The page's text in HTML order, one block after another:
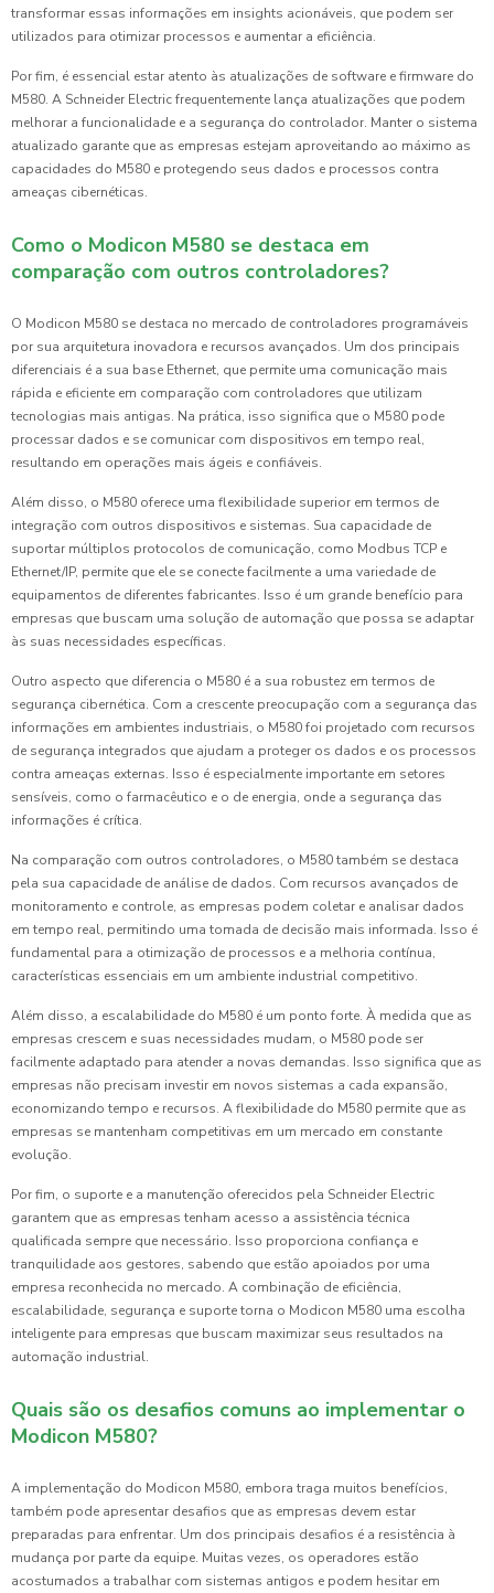
transformar essas informações em insights acionáveis, que podem ser
utilizados para otimizar processos e aumentar a eficiência.
Por fim, é essencial estar atento às atualizações de software e firmware do
M580. A Schneider Electric frequentemente lança atualizações que podem
melhorar a funcionalidade e a segurança do controlador. Manter o sistema
atualizado garante que as empresas estejam aproveitando ao máximo as
capacidades do M580 e protegendo seus dados e processos contra
ameaças cibernéticas.
Como o Modicon M580 se destaca em
comparação com outros controladores?
O Modicon M580 se destaca no mercado de controladores programáveis
por sua arquitetura inovadora e recursos avançados. Um dos principais
diferenciais é a sua base Ethernet, que permite uma comunicação mais
rápida e eficiente em comparação com controladores que utilizam
tecnologias mais antigas. Na prática, isso significa que o M580 pode
processar dados e se comunicar com dispositivos em tempo real,
resultando em operações mais ágeis e confiáveis.
Além disso, o M580 oferece uma flexibilidade superior em termos de
integração com outros dispositivos e sistemas. Sua capacidade de
suportar múltiplos protocolos de comunicação, como Modbus TCP e
Ethernet/IP, permite que ele se conecte facilmente a uma variedade de
equipamentos de diferentes fabricantes. Isso é um grande benefício para
empresas que buscam uma solução de automação que possa se adaptar
às suas necessidades específicas.
Outro aspecto que diferencia o M580 é a sua robustez em termos de
segurança cibernética. Com a crescente preocupação com a segurança das
informações em ambientes industriais, o M580 foi projetado com recursos
de segurança integrados que ajudam a proteger os dados e os processos
contra ameaças externas. Isso é especialmente importante em setores
sensíveis, como o farmacêutico e o de energia, onde a segurança das
informações é crítica.
Na comparação com outros controladores, o M580 também se destaca
pela sua capacidade de análise de dados. Com recursos avançados de
monitoramento e controle, as empresas podem coletar e analisar dados
em tempo real, permitindo uma tomada de decisão mais informada. Isso é
fundamental para a otimização de processos e a melhoria contínua,
características essenciais em um ambiente industrial competitivo.
Além disso, a escalabilidade do M580 é um ponto forte. À medida que as
empresas crescem e suas necessidades mudam, o M580 pode ser
facilmente adaptado para atender a novas demandas. Isso significa que as
empresas não precisam investir em novos sistemas a cada expansão,
economizando tempo e recursos. A flexibilidade do M580 permite que as
empresas se mantenham competitivas em um mercado em constante
evolução.
Por fim, o suporte e a manutenção oferecidos pela Schneider Electric
garantem que as empresas tenham acesso a assistência técnica
qualificada sempre que necessário. Isso proporciona confiança e
tranquilidade aos gestores, sabendo que estão apoiados por uma
empresa reconhecida no mercado. A combinação de eficiência,
escalabilidade, segurança e suporte torna o Modicon M580 uma escolha
inteligente para empresas que buscam maximizar seus resultados na
automação industrial.
Quais são os desafios comuns ao implementar o
Modicon M580?
A implementação do Modicon M580, embora traga muitos benefícios,
também pode apresentar desafios que as empresas devem estar
preparadas para enfrentar. Um dos principais desafios é a resistência à
mudança por parte da equipe. Muitas vezes, os operadores estão
acostumados a trabalhar com sistemas antigos e podem hesitar em